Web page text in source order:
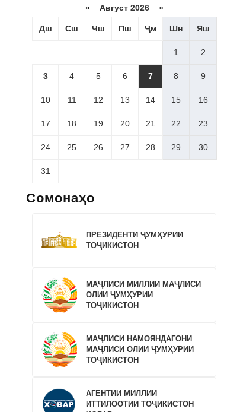
« Август 2026 »
Дш Сш Чш Пш Ҷм Шн Яш
1 2
3 4 5 6 7 8 9
10 11 12 13 14 15 16
17 18 19 20 21 22 23
24 25 26 27 28 29 30
31
Сомонаҳо
ПРЕЗИДЕНТИ ҶУМҲУРИИ
ТОҶИКИСТОН
МАҶЛИСИ МИЛЛИИ МАҶЛИСИ
ОЛИИ ҶУМҲУРИИ
ТОҶИКИСТОН
МАҶЛИСИ НАМОЯНДАГОНИ
МАҶЛИСИ ОЛИИ ҶУМҲУРИИ
ТОҶИКИСТОН
АГЕНТИИ МИЛЛИИ
ИТТИЛООТИИ ТОҶИКИСТОН